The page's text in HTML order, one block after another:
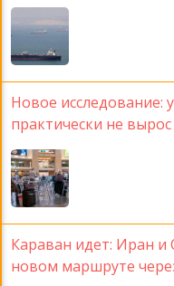
Новое исследование:
практически не вырос
Караван идет: Иран
новом маршруте